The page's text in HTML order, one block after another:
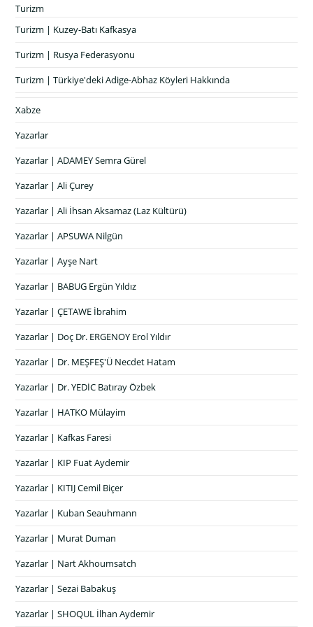
Turizm
Turizm | Kuzey-Batı Kafkasya
Turizm | Rusya Federasyonu
Turizm | Türkiye'deki Adige-Abhaz Köyleri Hakkında
Xabze
Yazarlar
Yazarlar | ADAMEY Semra Gürel
Yazarlar | Ali Çurey
Yazarlar | Ali İhsan Aksamaz (Laz Kültürü)
Yazarlar | APSUWA Nilgün
Yazarlar | Ayşe Nart
Yazarlar | BABUG Ergün Yıldız
Yazarlar | ÇETAWE İbrahim
Yazarlar | Doç Dr. ERGENOY Erol Yıldır
Yazarlar | Dr. MEŞFEŞ'Ü Necdet Hatam
Yazarlar | Dr. YEDİC Batıray Özbek
Yazarlar | HATKO Mülayim
Yazarlar | Kafkas Faresi
Yazarlar | KIP Fuat Aydemir
Yazarlar | KITIJ Cemil Biçer
Yazarlar | Kuban Seauhmann
Yazarlar | Murat Duman
Yazarlar | Nart Akhoumsatch
Yazarlar | Sezai Babakuş
Yazarlar | SHOQUL İlhan Aydemir